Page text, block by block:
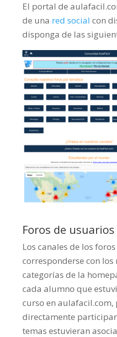
El portal de
de una red social con
disponga de las
Foros de usuarios
Los canales de los
corresponderse con los
categorías de la
cada alumno que
curso en aulafacil.com,
directamente
temas estuvieran